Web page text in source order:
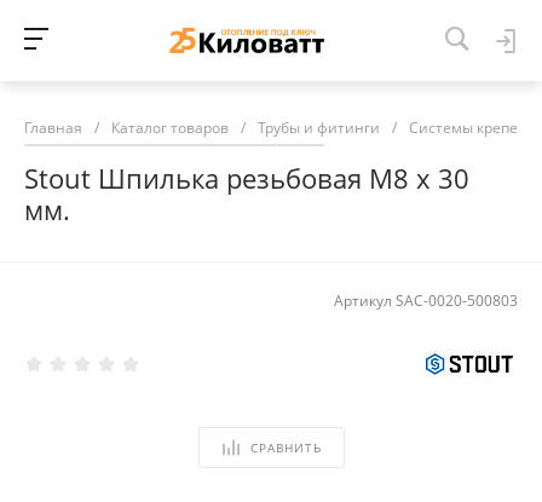
Главная / Каталог товаров / Трубы и фитинги / Системы крепежа
Stout Шпилька резьбовая M8 х 30
мм.
Артикул SAC-0020-500803
СРАВНИТЬ